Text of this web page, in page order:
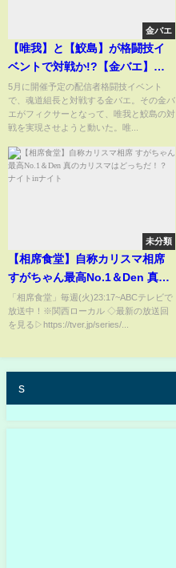
金バエ
【唯我】と【鮫島】が格闘技イ
ベントで対戦か!?【金バエ】が
フィクサー
5月に開催予定の配信者格闘技イベント
で、魂道組長と対戦する金バエ。その金バ
エがフィクサーとなって、唯我と鮫島の対
戦を実現させようと動いた。唯...
未分類
【相席食堂】自称カリスマ相席
すがちゃん最高No.1＆Den 真の
カリスマはどっちだ！？ ナイ
トinナイト
「相席食堂」毎週(火)23:17~ABCテレビで
放送中！※関西ローカル ◇最新の放送回
を見る▷https://tver.jp/series/...
s